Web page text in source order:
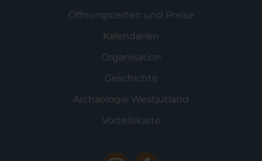
Öffnungszeiten und Preise
Kalendarien
Organisation
Geschichte
Archäologie Westjütland
Vorteilskarte